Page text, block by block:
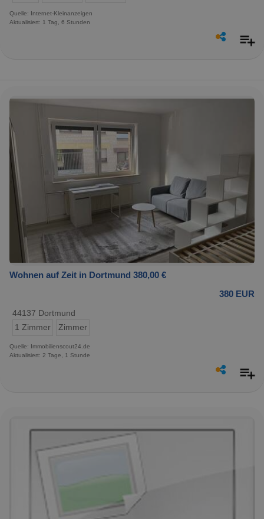
Quelle: Internet-Kleinanzeigen
Aktualisiert: 1 Tag, 6 Stunden
Wohnen auf Zeit in Dortmund 380,00 €
380 EUR
44137 Dortmund
1 Zimmer
Zimmer
Quelle: Immobilienscout24.de
Aktualisiert: 2 Tage, 1 Stunde